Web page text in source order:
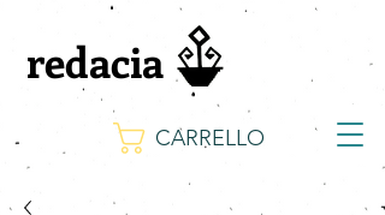
CARRELLO
redacia